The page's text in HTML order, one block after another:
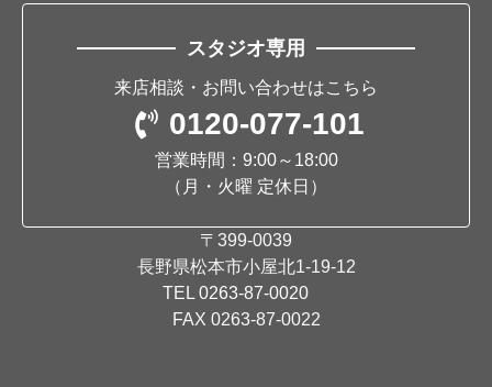
スタジオ専用
来店相談・お問い合わせはこちら
0120-077-101
営業時間：9:00～18:00
（月・火曜 定休日）
〒399-0039
長野県松本市小屋北1-19-12
TEL 0263-87-0020
FAX 0263-87-0022